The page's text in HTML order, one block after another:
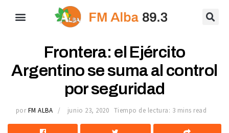
Frontera: el Ejército
Argentino se suma al control
por seguridad
por FM ALBA junio 23, 2020 Tiempo de lectura: 3 mins read